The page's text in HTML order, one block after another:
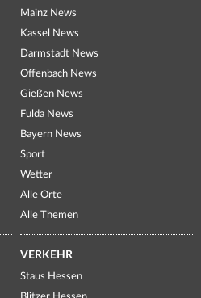
Mainz News
Kassel News
Darmstadt News
Offenbach News
Gießen News
Fulda News
Bayern News
Sport
Wetter
Alle Orte
Alle Themen
VERKEHR
Staus Hessen